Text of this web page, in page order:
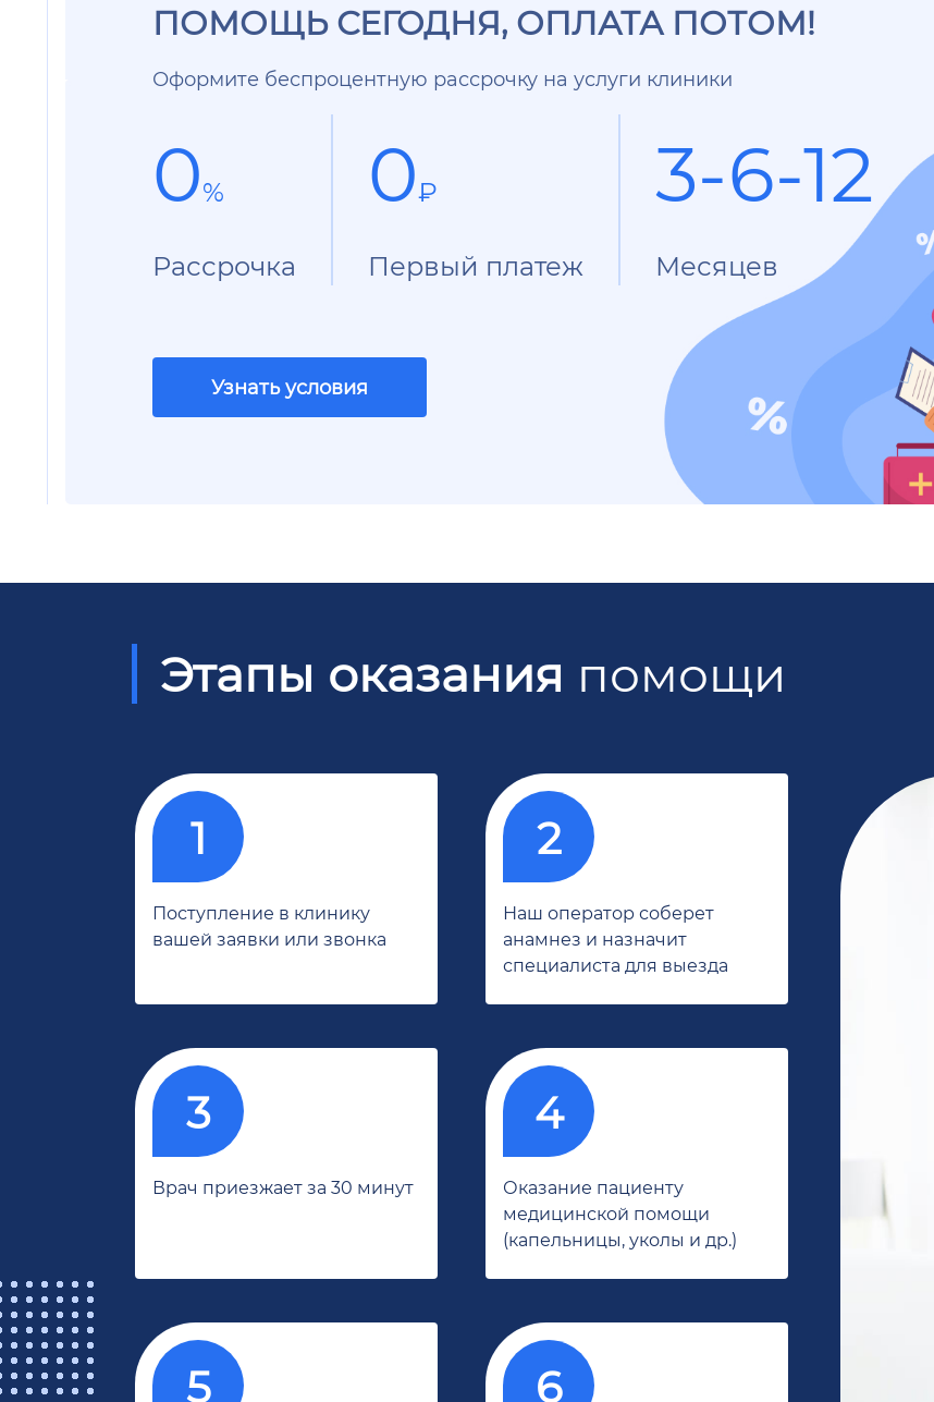
ПОМОЩЬ СЕГОДНЯ, ОПЛАТА ПОТОМ!
Оформите беспроцентную рассрочку на услуги клиники
0%
Рассрочка
0₽
Первый платеж
3-6-12
Месяцев
Узнать условия
Этапы оказания помощи
Поступление в клинику
вашей заявки или звонка
Наш оператор соберет
анамнез и назначит
специалиста для выезда
Врач приезжает за 30 минут
Оказание пациенту
медицинской помощи
(капельницы, уколы и др.)